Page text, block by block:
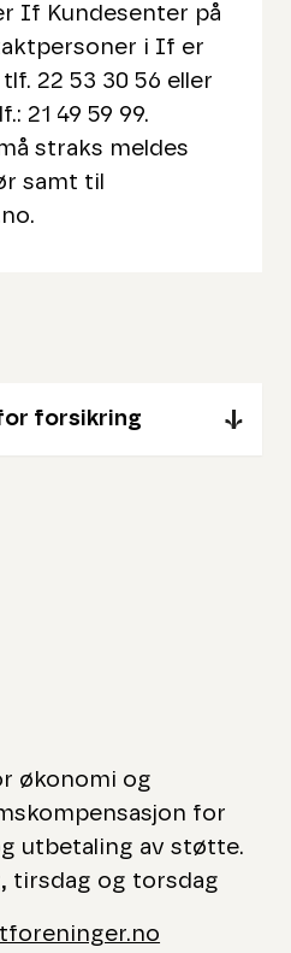
If Kundesenter på
i If er
22 53 30 56 eller
21 49 59 99.
straks meldes
samt til
forsikring
økonomi og
for
utbetaling av støtte.
tirsdag og torsdag